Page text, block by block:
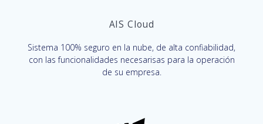
AIS Cloud
Sistema 100% seguro en la nube, de alta confiabilidad,
con las funcionalidades necesarisas para la operación
de su empresa.